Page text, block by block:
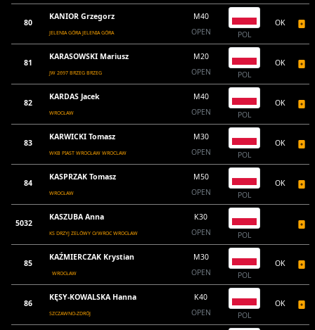
80
KANIOR Grzegorz
JELENIA GÓRA JELENIA GÓRA
M40
OPEN
POL
OK
81
KARASOWSKI Mariusz
JW 2697 BRZEG BRZEG
M20
OPEN
POL
OK
82
KARDAS Jacek
WROCŁAW
M40
OPEN
POL
OK
83
KARWICKI Tomasz
WKB PIAST WROCŁAW WROCLAW
M30
OPEN
POL
OK
84
KASPRZAK Tomasz
WROCŁAW
M50
OPEN
POL
OK
5032
KASZUBA Anna
KS DRZYJ ZELÓWY O/WROC WROCŁAW
K30
OPEN
POL
85
KAŹMIERCZAK Krystian
WROCŁAW
M30
OPEN
POL
OK
86
KĘSY-KOWALSKA Hanna
SZCZAWNO-ZDRÓJ
K40
OPEN
POL
OK